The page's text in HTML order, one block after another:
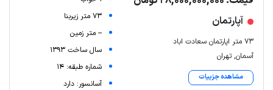
آپارتمان
۷۳ متر اپارتمان سعادت اباد
آسمان, تهران
مشاهده جزییات
73 متر زیربنا
-- متر زمین
سال ساخت 1393
شماره طبقه: 14
آسانسور: دارد